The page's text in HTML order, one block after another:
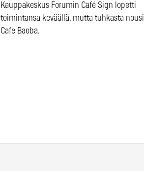
Kauppakeskus Forumin Café Sign lopetti
toimintansa keväällä, mutta tuhkasta nousi
Cafe Baoba.